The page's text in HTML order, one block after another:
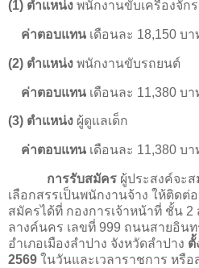
(1) ตำแหน่ง พนักงานขับเครื่องจัก
ค่าตอบแทน เดือนละ 18,150 บา
(2) ตำแหน่ง พนักงานขับรถยนต์
ค่าตอบแทน เดือนละ 11,380 บา
(3) ตำแหน่ง ผู้ดูแลเด็ก
ค่าตอบแทน เดือนละ 11,380 บา
การรับสมัคร ผู้ประสงค์จะ
เลือกสรรเป็นพนักงานจ้าง ให้ติด
สมัครได้ที่ กองการเจ้าหน้าที่ ชั้น 2
ลางค์นคร เลขที่ 999 ถนนสายอิน
อำเภอเมืองลำปาง จังหวัดลำปาง ตั้
2569 ในวันและเวลาราชการ หรื